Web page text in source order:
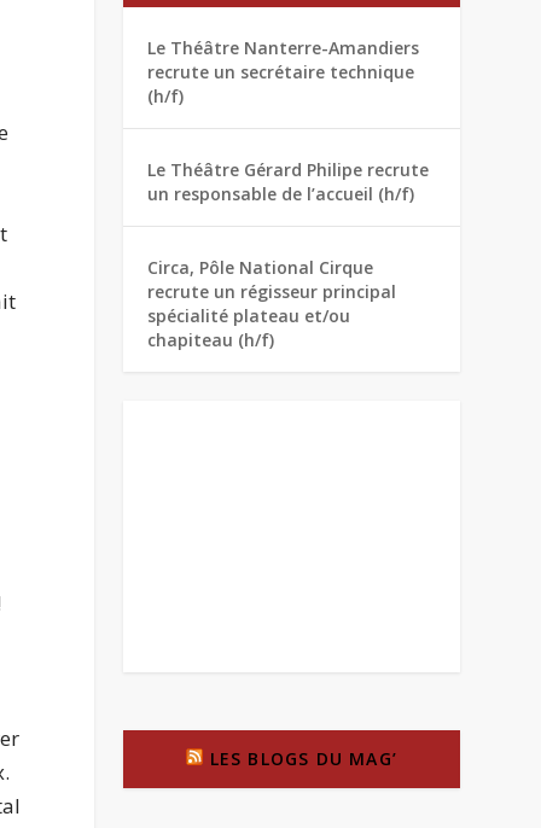
Le Théâtre Nanterre-Amandiers
recrute un secrétaire technique
(h/f)
Le Théâtre Gérard Philipe recrute
un responsable de l’accueil (h/f)
Circa, Pôle National Cirque
recrute un régisseur principal
spécialité plateau et/ou
chapiteau (h/f)
LES BLOGS DU MAG’